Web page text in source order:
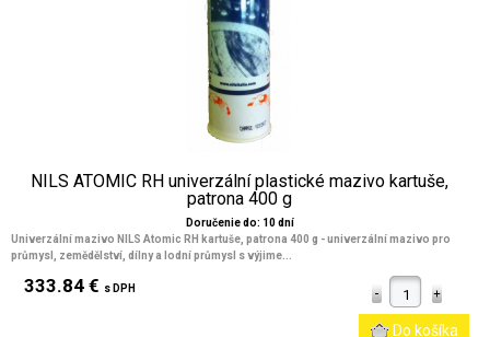
NILS ATOMIC RH univerzální plastické mazivo kartuše,
patrona 400 g
Doručenie do: 10 dní
Univerzální mazivo NILS Atomic RH kartuše, patrona 400 g - univerzální mazivo pro
průmysl, zemědělství, dílny a lodní průmysl s výjime...
333.84 € s DPH